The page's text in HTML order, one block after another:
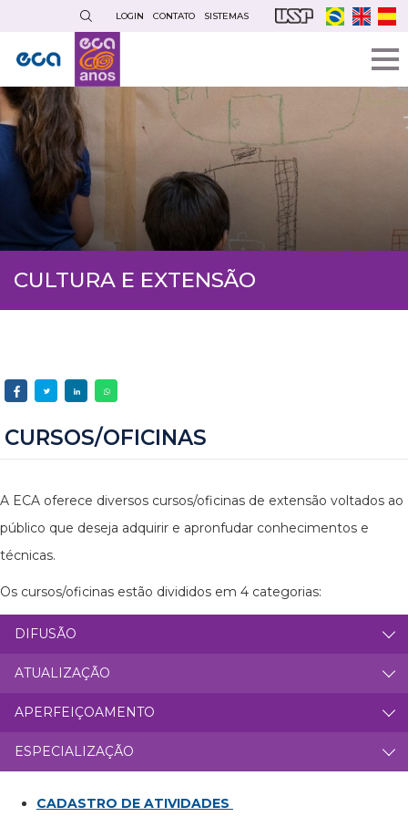
conteúdo
principal
LOGIN CONTATO SISTEMAS
CULTURA E EXTENSÃO
CURSOS/OFICINAS
A ECA oferece diversos cursos/oficinas de extensão voltados ao
público que deseja adquirir e apronfudar conhecimentos e
técnicas.
Os cursos/oficinas estão divididos em 4 categorias:
DIFUSÃO
ATUALIZAÇÃO
APERFEIÇOAMENTO
ESPECIALIZAÇÃO
CADASTRO DE ATIVIDADES